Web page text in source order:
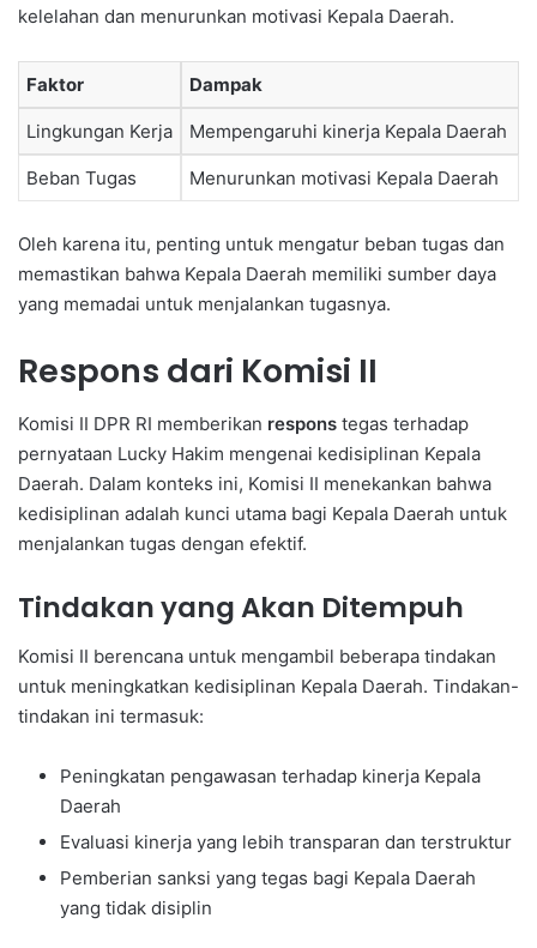
kelelahan dan menurunkan motivasi Kepala Daerah.
Faktor Dampak
Lingkungan Kerja Mempengaruhi kinerja Kepala Daerah
Beban Tugas Menurunkan motivasi Kepala Daerah
Oleh karena itu, penting untuk mengatur beban tugas dan
memastikan bahwa Kepala Daerah memiliki sumber daya
yang memadai untuk menjalankan tugasnya.
Respons dari Komisi II
Komisi II DPR RI memberikan respons tegas terhadap
pernyataan Lucky Hakim mengenai kedisiplinan Kepala
Daerah. Dalam konteks ini, Komisi II menekankan bahwa
kedisiplinan adalah kunci utama bagi Kepala Daerah untuk
menjalankan tugas dengan efektif.
Tindakan yang Akan Ditempuh
Komisi II berencana untuk mengambil beberapa tindakan
untuk meningkatkan kedisiplinan Kepala Daerah. Tindakan-
tindakan ini termasuk:
Peningkatan pengawasan terhadap kinerja Kepala
Daerah
Evaluasi kinerja yang lebih transparan dan terstruktur
Pemberian sanksi yang tegas bagi Kepala Daerah
yang tidak disiplin